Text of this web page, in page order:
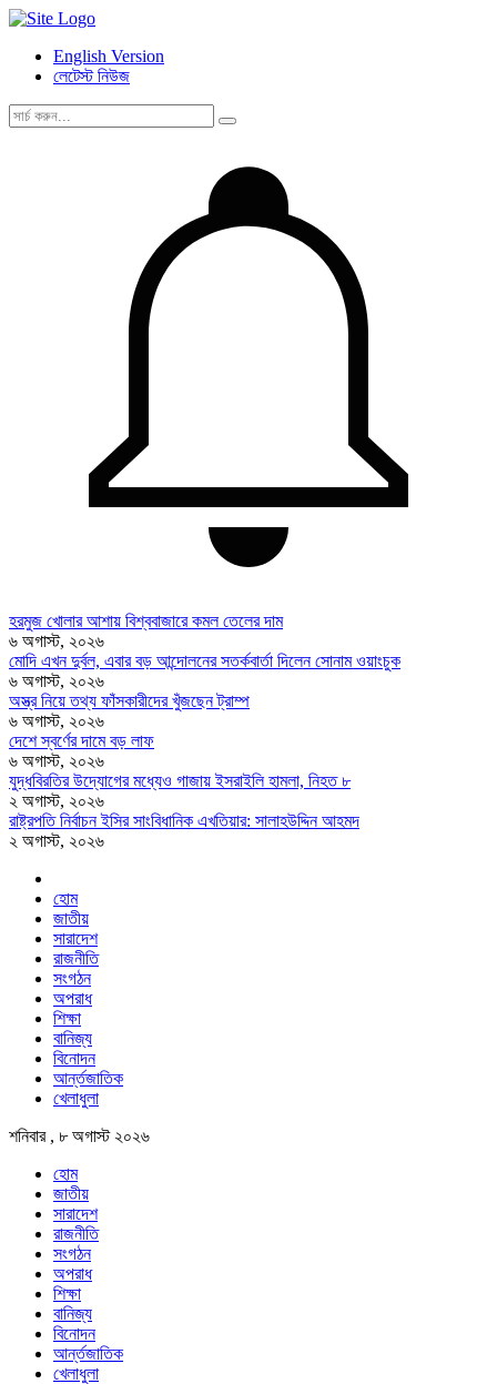
English Version
লেটেস্ট নিউজ
হরমুজ খোলার আশায় বিশ্ববাজারে কমল তেলের দাম
৬ অগাস্ট, ২০২৬
মোদি এখন দুর্বল, এবার বড় আন্দোলনের সতর্কবার্তা দিলেন সোনাম ওয়াংচুক
৬ অগাস্ট, ২০২৬
অস্ত্র নিয়ে তথ্য ফাঁসকারীদের খুঁজছেন ট্রাম্প
৬ অগাস্ট, ২০২৬
দেশে স্বর্ণের দামে বড় লাফ
৬ অগাস্ট, ২০২৬
যুদ্ধবিরতির উদ্যোগের মধ্যেও গাজায় ইসরাইলি হামলা, নিহত ৮
২ অগাস্ট, ২০২৬
রাষ্ট্রপতি নির্বাচন ইসির সাংবিধানিক এখতিয়ার: সালাহউদ্দিন আহমদ
২ অগাস্ট, ২০২৬
হোম
জাতীয়
সারাদেশ
রাজনীতি
সংগঠন
অপরাধ
শিক্ষা
বানিজ্য
বিনোদন
আর্ন্তজাতিক
খেলাধুলা
শনিবার , ৮ অগাস্ট ২০২৬
হোম
জাতীয়
সারাদেশ
রাজনীতি
সংগঠন
অপরাধ
শিক্ষা
বানিজ্য
বিনোদন
আর্ন্তজাতিক
খেলাধুলা